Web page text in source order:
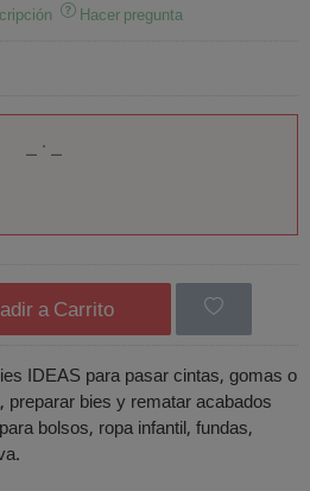
Hacer pregunta
a Carrito
IDEAS para pasar cintas, gomas o
bies y rematar acabados
bolsos, ropa infantil, fundas,